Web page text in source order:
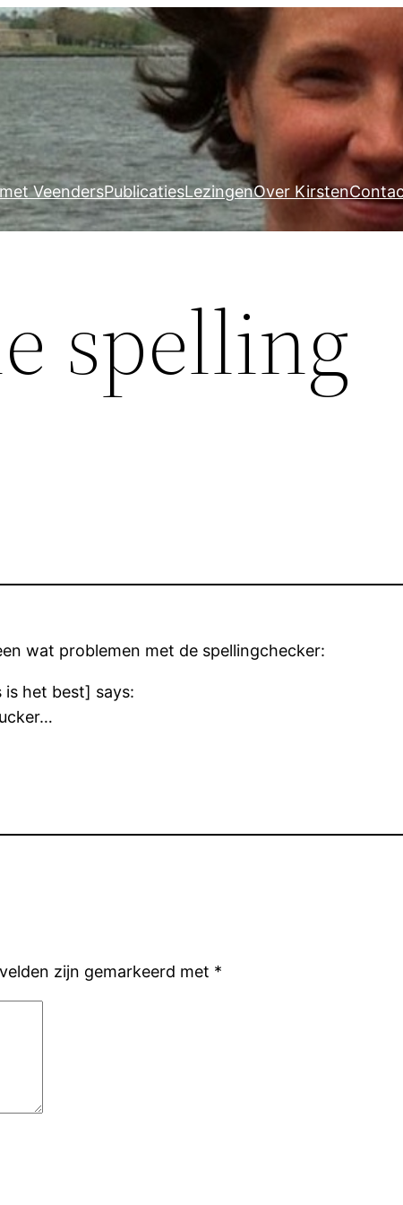
VeendersPublicatiesLezingenOver Kirsten
spelling
wat problemen met de spellingchecker:
het best] says:
zijn gemarkeerd met *